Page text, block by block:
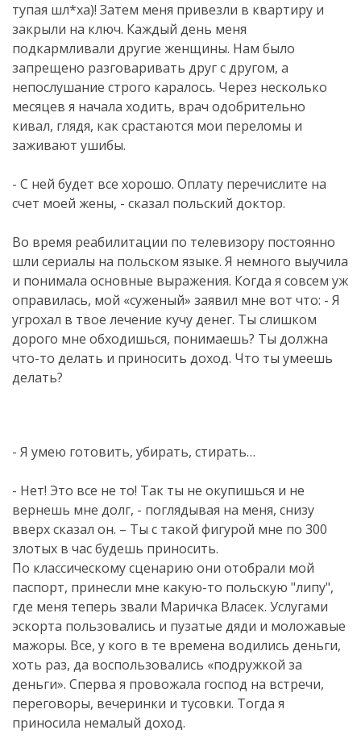
тупая шл*ха)! Затем меня привезли в квартиру и
закрыли на ключ. Каждый день меня
подкармливали другие женщины. Нам было
запрещено разговаривать друг с другом, а
непослушание строго каралось. Через несколько
месяцев я начала ходить, врач одобрительно
кивал, глядя, как срастаются мои переломы и
заживают ушибы.
- С ней будет все хорошо. Оплату перечислите на
счет моей жены, - сказал польский доктор.
Во время реабилитации по телевизору постоянно
шли сериалы на польском языке. Я немного выучила
и понимала основные выражения. Когда я совсем уж
оправилась, мой «суженый» заявил мне вот что: - Я
угрохал в твое лечение кучу денег. Ты слишком
дорого мне обходишься, понимаешь? Ты должна
что-то делать и приносить доход. Что ты умеешь
делать?
- Я умею готовить, убирать, стирать…
- Нет! Это все не то! Так ты не окупишься и не
вернешь мне долг, - поглядывая на меня, снизу
вверх сказал он. – Ты с такой фигурой мне по 300
злотых в час будешь приносить.
По классическому сценарию они отобрали мой
паспорт, принесли мне какую-то польскую "липу",
где меня теперь звали Маричка Власек. Услугами
эскорта пользовались и пузатые дяди и моложавые
мажоры. Все, у кого в те времена водились деньги,
хоть раз, да воспользовались «подружкой за
деньги». Сперва я провожала господ на встречи,
переговоры, вечеринки и тусовки. Тогда я
приносила немалый доход.